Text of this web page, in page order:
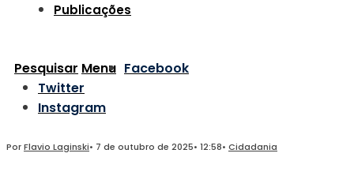
Publicações
Pesquisar Menu Facebook
Twitter
Instagram
PorFlavio Laginski• 7 de outubro de 2025• 12:58• Cidadania